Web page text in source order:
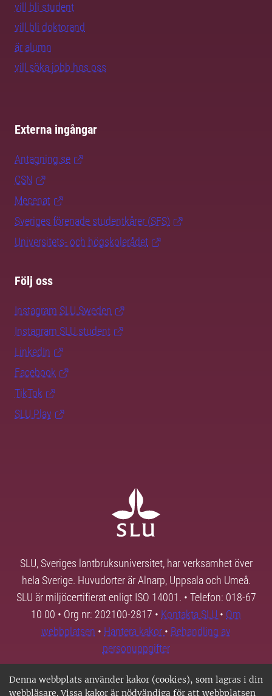
Denna webbplats använder kakor (cookies), som lagras i din
webbläsare. Vissa kakor är nödvändiga för att webbplatsen
vill bli student
vill bli doktorand
är alumn
vill söka jobb hos oss
Externa ingångar
Antagning.se
CSN
Mecenat
Sveriges förenade studentkårer (SFS)
Universitets- och högskolerådet
Följ oss
Instagram SLU.Sweden
Instagram SLU.student
LinkedIn
Facebook
TikTok
SLU Play
SLU, Sveriges lantbruksuniversitet, har verksamhet över
hela Sverige. Huvudorter är Alnarp, Uppsala och Umeå.
SLU är miljöcertifierat enligt ISO 14001. • Telefon: 018-67
10 00 • Org nr: 202100-2817 • Kontakta SLU • Om
webbplatsen • Hantera kakor • Behandling av
personuppgifter